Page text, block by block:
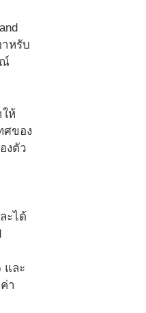
หรับ
ห้
ศของ
งตัว
ะได้
และ
า